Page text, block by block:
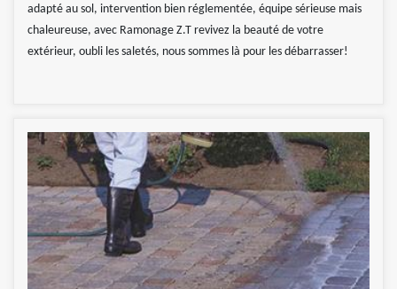
adapté au sol, intervention bien réglementée, équipe sérieuse mais
chaleureuse, avec Ramonage Z.T revivez la beauté de votre
extérieur, oubli les saletés, nous sommes là pour les débarrasser!